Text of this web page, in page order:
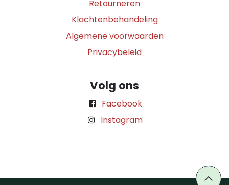
Retourneren
Klachtenbehandeling
Algemene voorwaarden
Privacybeleid
Volg ons
Facebook
Instagram